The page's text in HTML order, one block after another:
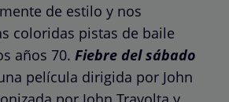
de estilo y nos
coloridas pistas de baile
años 70. Fiebre del sábado
película dirigida por John